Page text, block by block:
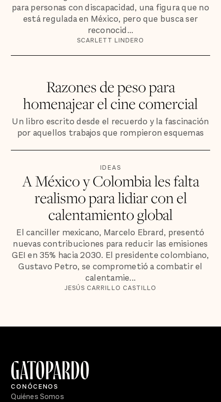
para personas con discapacidad, una figura que no
está regulada en México, pero que busca ser
reconocid...
SCARLETT LINDERO
Razones de peso para
homenajear el cine comercial
Un libro escrito desde el recuerdo y la fascinación
por aquellos trabajos que rompieron esquemas
IDEAS
A México y Colombia les falta
realismo para lidiar con el
calentamiento global
El canciller mexicano, Marcelo Ebrard, presentó
nuevas contribuciones para reducir las emisiones
GEI en 35% hacia 2030. El presidente colombiano,
Gustavo Petro, se comprometió a combatir el
calentamie...
JESÚS CARRILLO CASTILLO
CONÓCENOS
Quiénes Somos